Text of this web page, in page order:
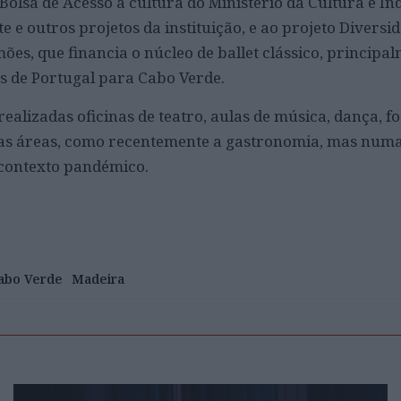
e outros projetos da instituição, e ao projeto
que financia o núcleo de ballet clássico,
de Portugal para Cabo Verde.
oficinas de teatro, aulas de música, dança,
áreas, como recentemente a gastronomia, mas
pandémico.
Verde Madeira